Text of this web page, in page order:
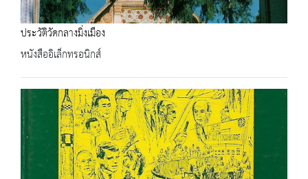
ประวัติวัดกลางมิ่งเมือง
หนังสืออิเล็กทรอนิกส์